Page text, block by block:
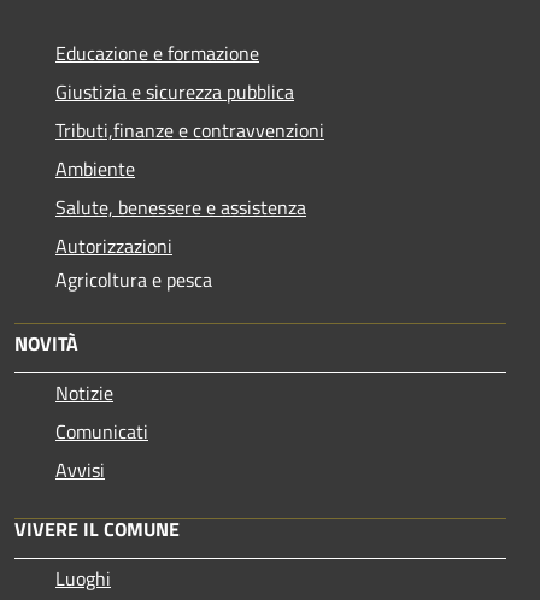
Educazione e formazione
Giustizia e sicurezza pubblica
Tributi,finanze e contravvenzioni
Ambiente
Salute, benessere e assistenza
Autorizzazioni
Agricoltura e pesca
NOVITÀ
Notizie
Comunicati
Avvisi
VIVERE IL COMUNE
Luoghi